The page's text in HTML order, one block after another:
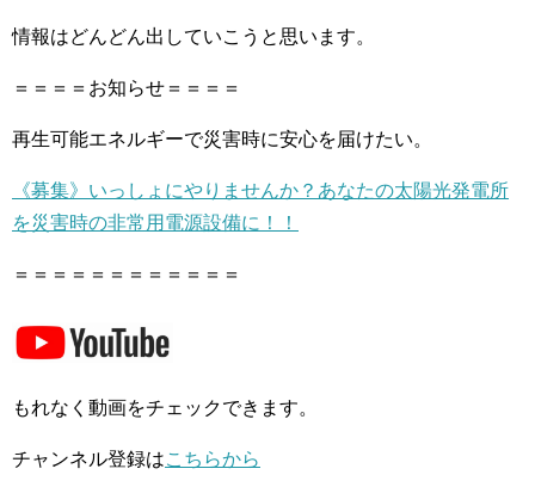
情報はどんどん出していこうと思います。
＝＝＝＝お知らせ＝＝＝＝
再生可能エネルギーで災害時に安心を届けたい。
《募集》いっしょにやりませんか？あなたの太陽光発電所
を災害時の非常用電源設備に！！
＝＝＝＝＝＝＝＝＝＝＝＝
もれなく動画をチェックできます。
チャンネル登録はこちらから